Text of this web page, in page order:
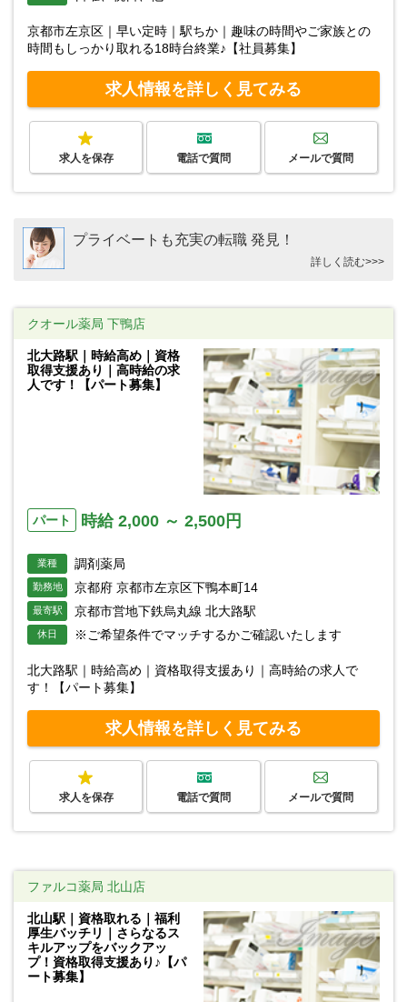
京都市左京区｜早い定時｜駅ちか｜趣味の時間やご家族との
時間もしっかり取れる18時台終業♪【社員募集】
求人情報を詳しく見てみる
求人を保存 電話で質問 メールで質問
プライベートも充実の転職 発見！
詳しく読む>>>
クオール薬局 下鴨店
北大路駅｜時給高め｜資格
取得支援あり｜高時給の求
人です！【パート募集】
パート 時給 2,000 ～ 2,500円
業種 調剤薬局
勤務地 京都府 京都市左京区下鴨本町14
最寄駅 京都市営地下鉄烏丸線 北大路駅
休日 ※ご希望条件でマッチするかご確認いたします
北大路駅｜時給高め｜資格取得支援あり｜高時給の求人で
す！【パート募集】
求人情報を詳しく見てみる
求人を保存 電話で質問 メールで質問
ファルコ薬局 北山店
北山駅｜資格取れる｜福利
厚生バッチリ｜さらなるス
キルアップをバックアッ
プ！資格取得支援あり♪【パ
ート募集】